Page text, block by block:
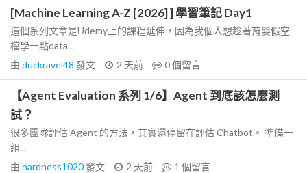
[Machine Learning A-Z [2026] ] 學習筆記 Day1
這個系列文章是Udemy上的課程延伸，因為我個人想趁著育嬰假空
檔學一點data...
由 duckravel48 發文 2 天前 0個留言
【Agent Evaluation 系列 1/6】Agent 到底該怎麼測
試？
很多團隊評估 Agent 的方法，其實還停留在評估 Chatbot。 準備一
組...
由 hardness1020發文 2 天前 1 個留言